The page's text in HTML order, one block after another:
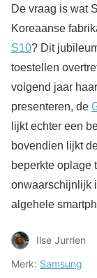
De vraag is wat
Koreaanse
S10? Dit
toestellen
volgend jaar
presenteren, de
lijkt echter een
bovendien lijkt
beperkte oplage
onwaarschijnlijk
algehele
Ilse Jurrien
Merk: Samsung